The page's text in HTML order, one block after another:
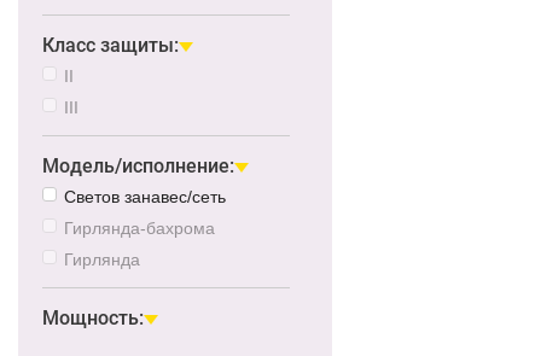
Класс защиты:
II
III
Модель/исполнение:
Светов занавес/сеть
Гирлянда-бахрома
Гирлянда
Мощность: